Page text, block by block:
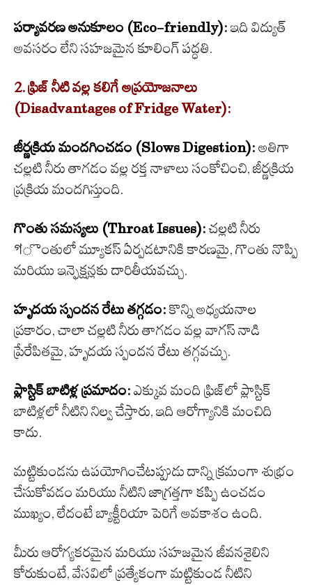
పర్యావరణ అనుకూలం (Eco-friendly): ఇది విద్యుత్
అవసరం లేని సహజమైన కూలింగ్ పద్ధతి.
2. ఫ్రిజ్ నీటి వల్ల కలిగే అప్రయోజనాలు
(Disadvantages of Fridge Water):
జీర్ణక్రియ మందగించడం (Slows Digestion): అతిగా
చల్లటి నీరు తాగడం వల్ల రక్త నాళాలు సంకోచించి, జీర్ణక్రియ
ప్రక్రియ మందగిస్తుంది.
గొంతు సమస్యలు (Throat Issues): చల్లటి నీరు
গొంతులో మ్యూకస్ ఏర్పడటానికి కారణమై, గొంతు నొప్పి
మరియు ఇన్ఫెక్షన్లకు దారితీయవచ్చు.
హృదయ స్పందన రేటు తగ్గడం: కొన్ని అధ్యయనాల
ప్రకారం, చాలా చల్లటి నీరు తాగడం వల్ల వాగస్ నాడి
ప్రేరేపితమై, హృదయ స్పందన రేటు తగ్గవచ్చు.
ప్లాస్టిక్ బాటిళ్ల ప్రమాదం: ఎక్కువ మంది ఫ్రిజ్‌లో ప్లాస్టిక్
బాటిళ్లలో నీటిని నిల్వ చేస్తారు, ఇది ఆరోగ్యానికి మంచిది
కాదు.
మట్టికుండను ఉపయోగించేటప్పుడు దాన్ని క్రమంగా శుభ్రం
చేసుకోవడం మరియు నీటిని జాగ్రత్తగా కప్పి ఉంచడం
ముఖ్యం, లేదంటే బ్యాక్టీరియా పెరిగే అవకాశం ఉంది.
మీరు ఆరోగ్యకరమైన మరియు సహజమైన జీవనశైలిని
కోరుకుంటే, వేసవిలో ప్రత్యేకంగా మట్టికుండ నీటిని